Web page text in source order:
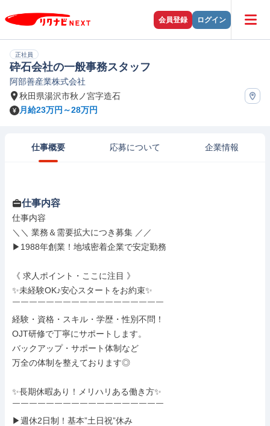
会員登録 ログイン
正社員
砕石会社の一般事務スタッフ
阿部善産業株式会社
秋田県湯沢市秋ノ宮字造石
月給23万円～28万円
仕事概要 応募について 企業情報
仕事内容
仕事内容
＼＼ 業務＆需要拡大につき募集 ／／
▶1988年創業！地域密着企業で安定勤務
《 求人ポイント・ここに注目 》
✨未経験OK♪安心スタートをお約束✨
￣￣￣￣￣￣￣￣￣￣￣￣￣￣￣￣￣￣
経験・資格・スキル・学歴・性別不問！
OJT研修で丁寧にサポートします。
バックアップ・サポート体制など
万全の体制を整えております◎
✨長期休暇あり！メリハリある働き方✨
￣￣￣￣￣￣￣￣￣￣￣￣￣￣￣￣￣￣
▶週休2日制！基本”土日祝”休み